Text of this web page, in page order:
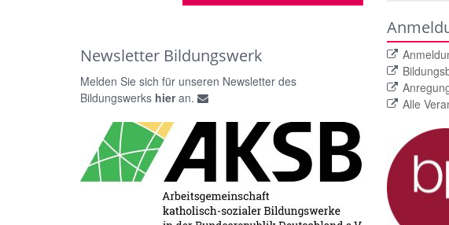
Newsletter Bildungswerk
Melden Sie sich für unseren Newsletter des
Bildungswerks hieran.
Alle